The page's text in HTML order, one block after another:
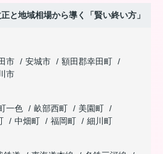
と地域相場から導く「賢い終い方」
市 安城市
額田郡幸田町
市
一色 畝部西町
美園町
中畑町 福岡町
細川町